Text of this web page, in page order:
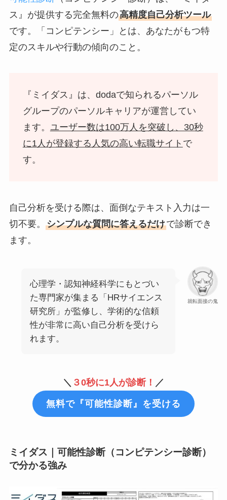
ス』が提供する完全無料の高精度自己分析ツール
です。「コンピテンシー」とは、あなたがもつ特
定のスキルや行動の傾向のこと。
『ミイダス』は、dodaで知られるパーソル
グループのパーソルキャリアが運営してい
ます。 ユーザー数は100万人を突破し、30秒
に1人が登録する人気の高い転職サイト で
す。
自己分析を受ける際は、面倒なテキスト入力は一
切不要。 シンプルな質問に答えるだけで診断でき
ます。
就転面接の鬼
心理学・認知神経科学にもとづい
た専門家が集まる「HRサイエンス
研究所」が監修し、学術的な信頼
性が非常に高い自己分析を受けら
れます。
＼ ３0秒に1人が診断！ ／
無料で『可能性診断』を受ける
ミイダス｜可能性診断（コンピテンシー診断）
で分かる強み